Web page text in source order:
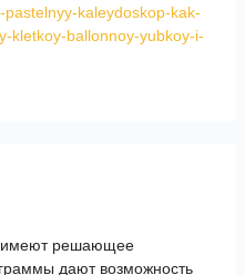
kaleydoskop-kak-
kletkoy-ballonnoy-yubkoy-i-
имеют решающее
дают возможность